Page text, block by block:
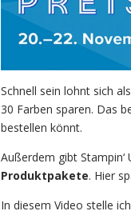
Schnell sein lohnt sich
30 Farben sparen. Das
bestellen könnt.
Außerdem gibt Stampin‘
Produktpakete. Hier
In diesem Video stelle